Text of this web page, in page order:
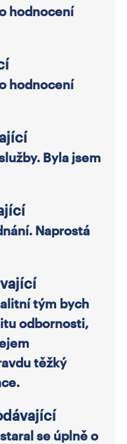
hodnocení
hodnocení
Byla jsem
Naprostá
tým bych
odbornosti,
těžký
se úplně o